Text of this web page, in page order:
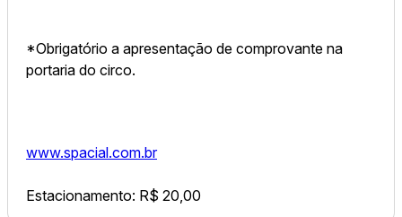
*Obrigatório a apresentação de comprovante na
portaria do circo.
www.spacial.com.br
Estacionamento: R$ 20,00